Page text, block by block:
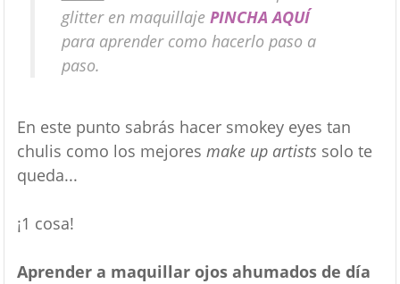
glitter en maquillaje PINCHA AQUÍ
para aprender como hacerlo paso a
paso.
En este punto sabrás hacer smokey eyes tan
chulis como los mejores make up artists solo te
queda...
¡1 cosa!
Aprender a maquillar ojos ahumados de día